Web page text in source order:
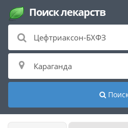
Поиск лекарств